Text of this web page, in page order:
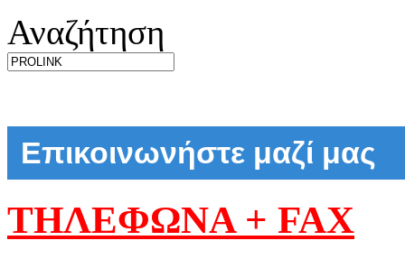
Αναζήτηση
Επικοινωνήστε μαζί μας
ΤΗΛΕΦΩΝΑ + FAX